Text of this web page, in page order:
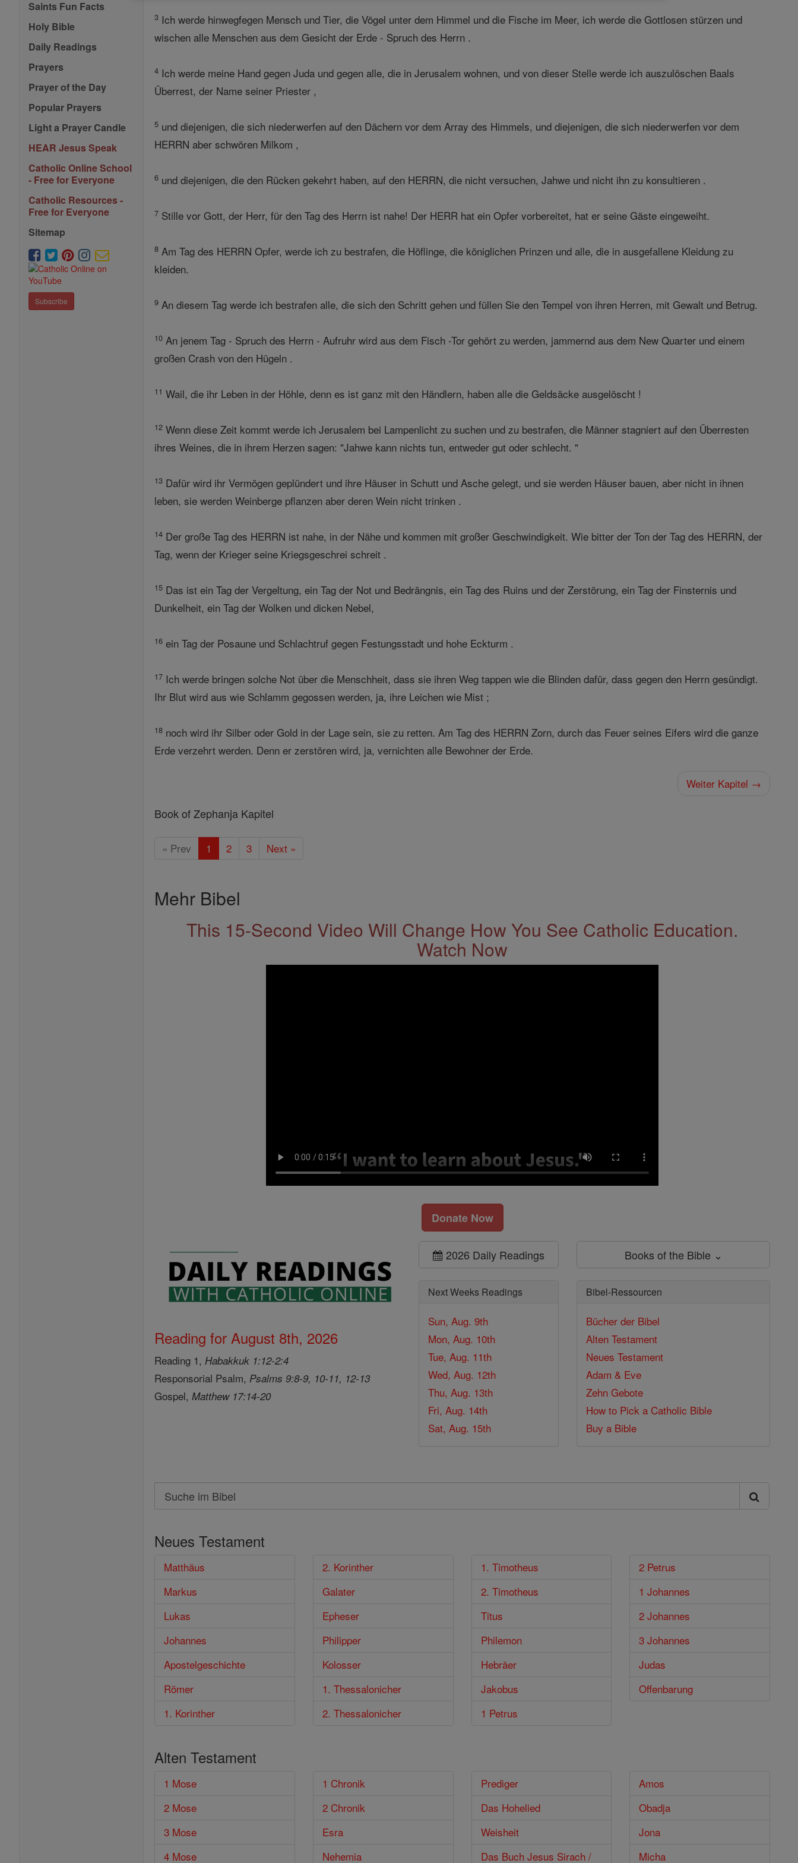
Saints Fun Facts
Holy Bible
Daily Readings
Prayers
Prayer of the Day
Popular Prayers
Light a Prayer Candle
HEAR Jesus Speak
Catholic Online School
- Free for Everyone
Catholic Resources -
Free for Everyone
Sitemap
Subscribe
3 Ich werde hinwegfegen Mensch und Tier, die Vögel unter dem Himmel und die Fische im Meer, ich werde die Gottlosen stürzen und
wischen alle Menschen aus dem Gesicht der Erde - Spruch des Herrn .
4 Ich werde meine Hand gegen Juda und gegen alle, die in Jerusalem wohnen, und von dieser Stelle werde ich auszulöschen Baals
Überrest, der Name seiner Priester ,
5 und diejenigen, die sich niederwerfen auf den Dächern vor dem Array des Himmels, und diejenigen, die sich niederwerfen vor dem
HERRN aber schwören Milkom ,
6 und diejenigen, die den Rücken gekehrt haben, auf den HERRN, die nicht versuchen, Jahwe und nicht ihn zu konsultieren .
7 Stille vor Gott, der Herr, für den Tag des Herrn ist nahe! Der HERR hat ein Opfer vorbereitet, hat er seine Gäste eingeweiht.
8 Am Tag des HERRN Opfer, werde ich zu bestrafen, die Höflinge, die königlichen Prinzen und alle, die in ausgefallene Kleidung zu
kleiden.
9 An diesem Tag werde ich bestrafen alle, die sich den Schritt gehen und füllen Sie den Tempel von ihren Herren, mit Gewalt und Betrug.
10 An jenem Tag - Spruch des Herrn - Aufruhr wird aus dem Fisch -Tor gehört zu werden, jammernd aus dem New Quarter und einem
großen Crash von den Hügeln .
11 Wail, die ihr Leben in der Höhle, denn es ist ganz mit den Händlern, haben alle die Geldsäcke ausgelöscht !
12 Wenn diese Zeit kommt werde ich Jerusalem bei Lampenlicht zu suchen und zu bestrafen, die Männer stagniert auf den Überresten
ihres Weines, die in ihrem Herzen sagen: "Jahwe kann nichts tun, entweder gut oder schlecht. "
13 Dafür wird ihr Vermögen geplündert und ihre Häuser in Schutt und Asche gelegt, und sie werden Häuser bauen, aber nicht in ihnen
leben, sie werden Weinberge pflanzen aber deren Wein nicht trinken .
14 Der große Tag des HERRN ist nahe, in der Nähe und kommen mit großer Geschwindigkeit. Wie bitter der Ton der Tag des HERRN, der
Tag, wenn der Krieger seine Kriegsgeschrei schreit .
15 Das ist ein Tag der Vergeltung, ein Tag der Not und Bedrängnis, ein Tag des Ruins und der Zerstörung, ein Tag der Finsternis und
Dunkelheit, ein Tag der Wolken und dicken Nebel,
16 ein Tag der Posaune und Schlachtruf gegen Festungsstadt und hohe Eckturm .
17 Ich werde bringen solche Not über die Menschheit, dass sie ihren Weg tappen wie die Blinden dafür, dass gegen den Herrn gesündigt.
Ihr Blut wird aus wie Schlamm gegossen werden, ja, ihre Leichen wie Mist ;
18 noch wird ihr Silber oder Gold in der Lage sein, sie zu retten. Am Tag des HERRN Zorn, durch das Feuer seines Eifers wird die ganze
Erde verzehrt werden. Denn er zerstören wird, ja, vernichten alle Bewohner der Erde.
Weiter Kapitel →
Book of Zephanja Kapitel
« Prev 1 2 3 Next »
Mehr Bibel
This 15-Second Video Will Change How You See Catholic Education.
Watch Now
Donate Now
Reading for August 8th, 2026
Reading 1, Habakkuk 1:12-2:4
Responsorial Psalm, Psalms 9:8-9, 10-11, 12-13
Gospel,Matthew 17:14-20
2026 Daily Readings
Next Weeks Readings
Sun, Aug. 9th
Mon, Aug. 10th
Tue, Aug. 11th
Wed, Aug. 12th
Thu, Aug. 13th
Fri, Aug. 14th
Sat, Aug. 15th
Books of the Bible ⌄
Bibel-Ressourcen
Bücher der Bibel
Alten Testament
Neues Testament
Adam & Eve
Zehn Gebote
How to Pick a Catholic Bible
Buy a Bible
Search
Suche
Bibel
Neues Testament
Matthäus
Markus
Lukas
Johannes
Apostelgeschichte
Römer
1. Korinther
2. Korinther
Galater
Epheser
Philipper
Kolosser
1. Thessalonicher
2. Thessalonicher
1. Timotheus
2. Timotheus
Titus
Philemon
Hebräer
Jakobus
1 Petrus
2 Petrus
1 Johannes
2 Johannes
3 Johannes
Judas
Offenbarung
Alten Testament
1 Mose
2 Mose
3 Mose
4 Mose
1 Chronik
2 Chronik
Esra
Nehemia
Prediger
Das Hohelied
Weisheit
Das Buch Jesus Sirach /
Amos
Obadja
Jona
Micha